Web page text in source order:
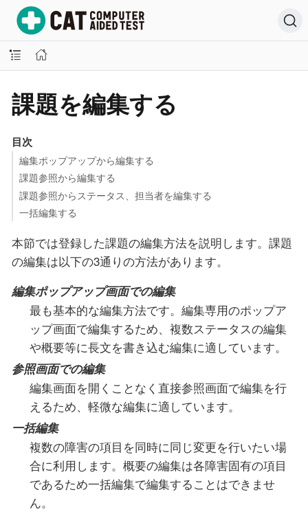
課題を編集する
目次
編集ポップアップから編集する
課題参照から編集する
課題参照からステータス、担当者を編集する
一括編集する
本節では登録した課題の編集方法を説明します。課題
の編集は以下の3通りの方法があります。
編集ポップアップ画面での編集
最も基本的な編集方法です。編集専用のポップア
ップ画面で編集するため、複数ステータスの編集
や概要等に長文を書き込む編集に適しています。
参照画面での編集
編集画面を開くことなく直接参照画面で編集を行
えるため、軽微な編集に適しています。
一括編集
複数の障害の項目を同時に同じ変更を行いたい場
合に利用します。概要の編集は各障害固有の項目
であるため一括編集で編集することはできませ
ん。